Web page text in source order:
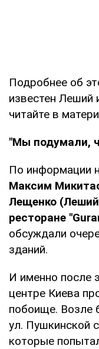
Подробнее об
известен Леший
читайте в
"Мы подумали,
По информации
Максим
Лещенко
ресторане
обсуждали
зданий.
И именно после
центре Киева
побоище. Возле
ул. Пушкинской
которые